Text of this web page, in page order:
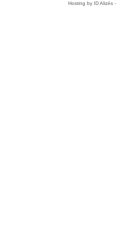
Hosting by ID Alizés